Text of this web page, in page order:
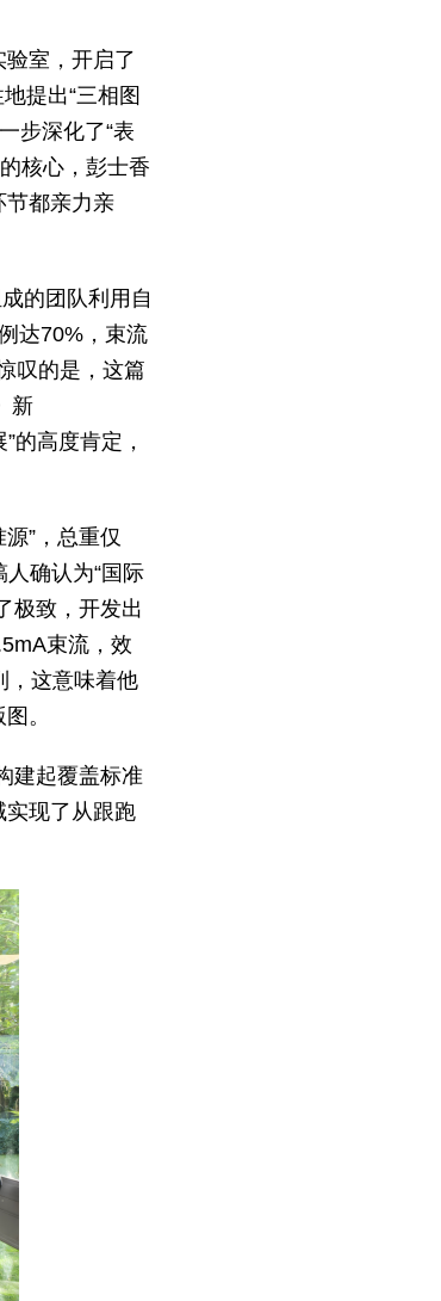
室，开启了
提出“三相图
步深化了“表
核心，彭士香
节都亲力亲
的团队利用自
达70%，束流
叹的是，这篇
新
的高度肯定，
”，总重仅
确认为“国际
极致，开发出
束流，效
，这意味着他
。
建起覆盖标准
实现了从跟跑